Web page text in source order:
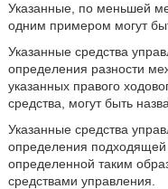
Указанные, по меньшей
одним примером могут
Указанные средства
определения разности
указанных правого
средства, могут быть
Указанные средства
определения подходящей
определенной таким
средствами управления.